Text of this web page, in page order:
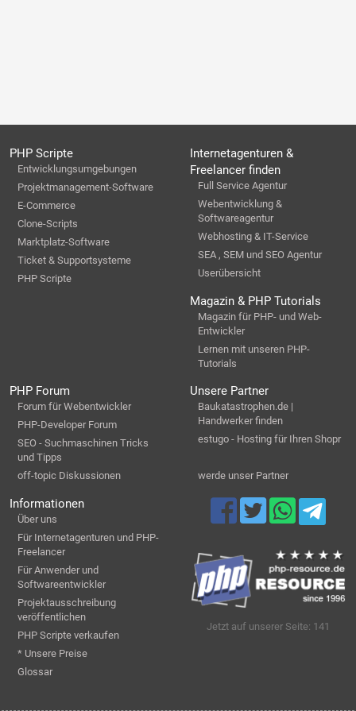
PHP Scripte
Entwicklungsumgebungen
Projektmanagement-Software
E-Commerce
Clone-Scripts
Marktplatz-Software
Ticket & Supportsysteme
PHP Scripte
Internetagenturen &
Freelancer finden
Full Service Agentur
Webentwicklung &
Softwareagentur
Webhosting & IT-Service
SEA , SEM und SEO Agentur
Userübersicht
Magazin & PHP Tutorials
Magazin für PHP- und Web-
Entwickler
Lernen mit unseren PHP-
Tutorials
PHP Forum
Forum für Webentwickler
PHP-Developer Forum
SEO - Suchmaschinen Tricks
und Tipps
off-topic Diskussionen
Unsere Partner
Baukatastrophen.de |
Handwerker finden
estugo - Hosting für Ihren Shopr
werde unser Partner
Informationen
Über uns
Für Internetagenturen und PHP-
Freelancer
Für Anwender und
Softwareentwickler
Projektausschreibung
veröffentlichen
PHP Scripte verkaufen
* Unsere Preise
Glossar
Jetzt auf unserer Seite: 141